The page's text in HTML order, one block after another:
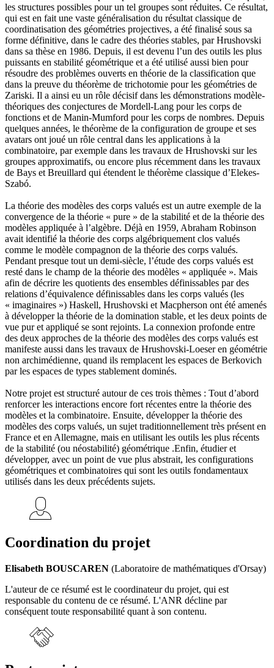
les structures possibles pour un tel groupes sont réduites. Ce résultat,
qui est en fait une vaste généralisation du résultat classique de
coordinatisation des géométries projectives, a été finalisé sous sa
forme définitive, dans le cadre des théories stables, par Hrushovski
dans sa thèse en 1986. Depuis, il est devenu l’un des outils les plus
puissants en stabilité géométrique et a été utilisé aussi bien pour
résoudre des problèmes ouverts en théorie de la classification que
dans la preuve du théorème de trichotomie pour les géométries de
Zariski. Il a ainsi eu un rôle décisif dans les démonstrations modèle-
théoriques des conjectures de Mordell-Lang pour les corps de
fonctions et de Manin-Mumford pour les corps de nombres. Depuis
quelques années, le théorème de la configuration de groupe et ses
avatars ont joué un rôle central dans les applications à la
combinatoire, par exemple dans les travaux de Hrushovski sur les
groupes approximatifs, ou encore plus récemment dans les travaux
de Bays et Breuillard qui étendent le théorème classique d’Elekes-
Szabó.
La théorie des modèles des corps valués est un autre exemple de la
convergence de la théorie « pure » de la stabilité et de la théorie des
modèles appliquée à l’algèbre. Déjà en 1959, Abraham Robinson
avait identifié la théorie des corps algébriquement clos valués
comme le modèle compagnon de la théorie des corps valués.
Pendant presque tout un demi-siècle, l’étude des corps valués est
resté dans le champ de la théorie des modèles « appliquée ». Mais
afin de décrire les quotients des ensembles définissables par des
relations d’équivalence définissables dans les corps valués (les
« imaginaires ») Haskell, Hrushovski et Macpherson ont été amenés
à développer la théorie de la domination stable, et les deux points de
vue pur et appliqué se sont rejoints. La connexion profonde entre
des deux approches de la théorie des modèles des corps valués est
manifeste aussi dans les travaux de Hrushovski-Loeser en géométrie
non archimédienne, quand ils remplacent les espaces de Berkovich
par les espaces de types stablement dominés.
Notre projet est structuré autour de ces trois thèmes : Tout d’abord
renforcer les interactions encore fort récentes entre la théorie des
modèles et la combinatoire. Ensuite, développer la théorie des
modèles des corps valués, un sujet traditionnellement très présent en
France et en Allemagne, mais en utilisant les outils les plus récents
de la stabilité (ou néostabilité) géométrique .Enfin, étudier et
développer, avec un point de vue plus abstrait, les configurations
géométriques et combinatoires qui sont les outils fondamentaux
utilisés dans les deux précédents sujets.
Coordination du projet
Elisabeth BOUSCAREN (Laboratoire de mathématiques d'Orsay)
L'auteur de ce résumé est le coordinateur du projet, qui est
responsable du contenu de ce résumé. L'ANR décline par
conséquent toute responsabilité quant à son contenu.